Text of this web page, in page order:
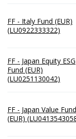
FF - Italy Fund (EUR)
(LU0922333322)
FF - Japan Equity ESG
Fund (EUR)
(LU0251130042)
FF - Japan Value Fund
(EUR)